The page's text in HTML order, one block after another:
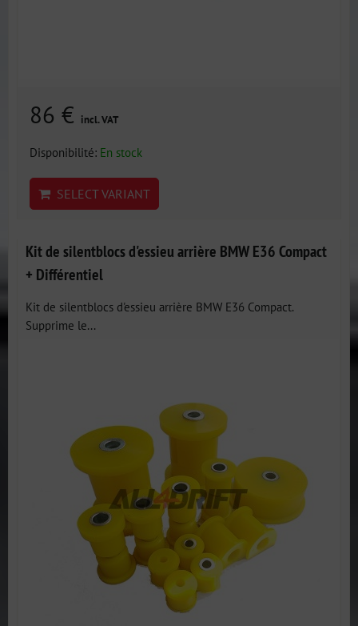
86 € incl. VAT
Disponibilité: En stock
SELECT VARIANT
Kit de silentblocs d'essieu arrière BMW E36 Compact
+ Différentiel
Kit de silentblocs d'essieu arrière BMW E36 Compact.
Supprime le...